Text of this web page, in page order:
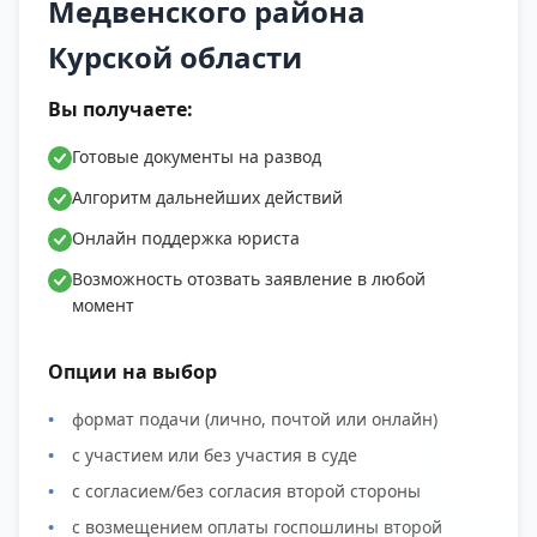
Аксеновка, Деревня Александровка, Хутор
Александровка, Деревня Амосовка, Хутор
Барыбин, Хутор Белый Колодезь, Березовый
хутор, Деревня Благодатное, Ближний хутор,
Деревня Большая Владимировка, Хутор
Деревня Васильевка, Хутор Верхний Дунаец,
Село Верхний Реутец, Хутор Верхняя
Камышевка, Вислый хутор, Хутор Воробжа,
Вышний Дубовец, Газовый поселок, Село
Гахово, Село Глебово, Деревня Гольевка, Хутор
Горки, Деревня Губановка, Хутор Гуляево,
Деревня Денисовка, Хутор Домра, Село
Медвенского района
Курской области
Вы получаете:
Готовые документы на развод
Алгоритм дальнейших действий
Онлайн поддержка юриста
Возможность отозвать заявление в любой
момент
Опции на выбор
формат подачи (лично, почтой или онлайн)
с участием или без участия в суде
с согласием/без согласия второй стороны
с возмещением оплаты госпошлины второй